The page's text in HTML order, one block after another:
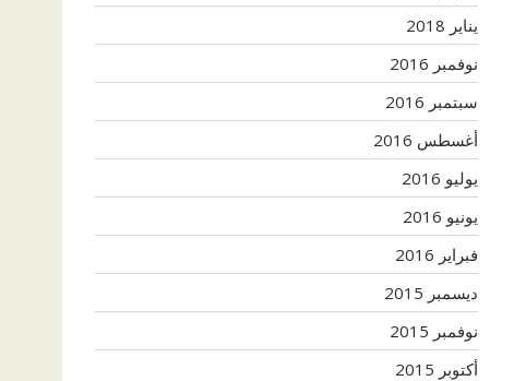
يناير 2018
نوفمبر 2016
سبتمبر 2016
أغسطس 2016
يوليو 2016
يونيو 2016
فبراير 2016
ديسمبر 2015
نوفمبر 2015
أكتوبر 2015